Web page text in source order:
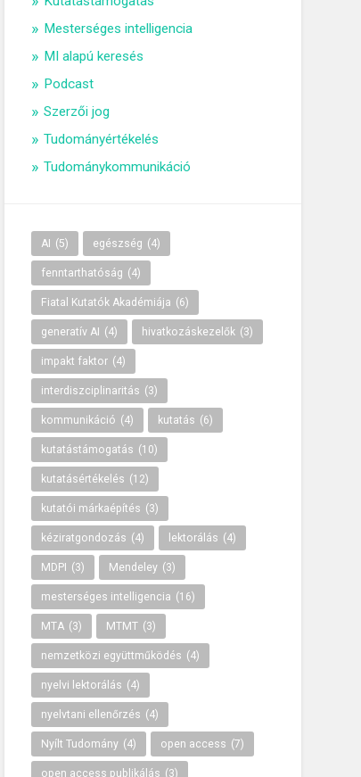
Mesterséges intelligencia
MI alapú keresés
Podcast
Szerzői jog
Tudományértékelés
Tudománykommunikáció
AI (5) egészség (4)
fenntarthatóság (4)
Fiatal Kutatók Akadémiája (6)
generatív AI (4) hivatkozáskezelők (3)
impakt faktor (4)
interdiszciplinaritás (3)
kommunikáció (4) kutatás (6)
kutatástámogatás (10)
kutatásértékelés (12)
kutatói márkaépítés (3)
kéziratgondozás (4) lektorálás (4)
MDPI (3) Mendeley (3)
mesterséges intelligencia (16)
MTA (3) MTMT (3)
nemzetközi együttműködés (4)
nyelvi lektorálás (4)
nyelvtani ellenőrzés (4)
Nyílt Tudomány (4) open access (7)
open access publikálás (3)